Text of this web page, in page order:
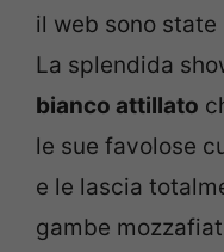
il web sono
La splendida
bianco attillato
le sue favolose
e le lascia
gambe